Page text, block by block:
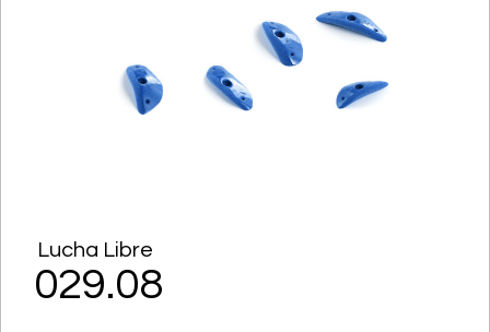
Lucha Libre
029.08